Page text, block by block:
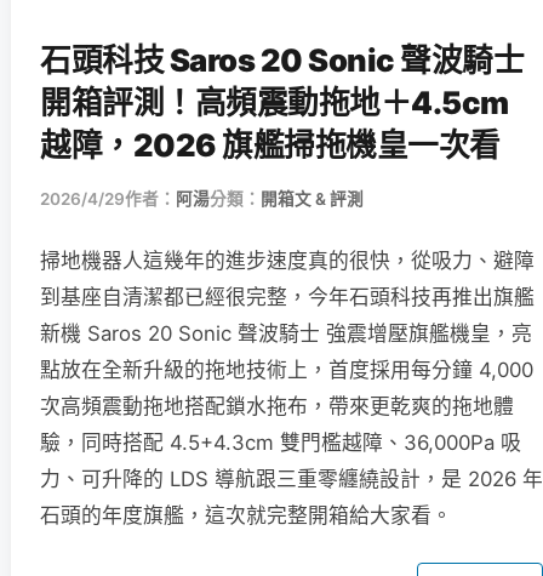
石頭科技 Saros 20 Sonic 聲波騎士
開箱評測！高頻震動拖地＋4.5cm
越障，2026 旗艦掃拖機皇一次看
2026/4/29作者： 阿湯分類： 開箱文 & 評測
掃地機器人這幾年的進步速度真的很快，從吸力、避障
到基座自清潔都已經很完整，今年石頭科技再推出旗艦
新機 Saros 20 Sonic 聲波騎士 強震增壓旗艦機皇，亮
點放在全新升級的拖地技術上，首度採用每分鐘 4,000
次高頻震動拖地搭配鎖水拖布，帶來更乾爽的拖地體
驗，同時搭配 4.5+4.3cm 雙門檻越障、36,000Pa 吸
力、可升降的 LDS 導航跟三重零纏繞設計，是 2026 年
石頭的年度旗艦，這次就完整開箱給大家看。